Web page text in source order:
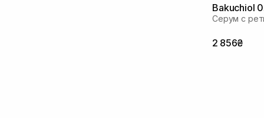
Bakuchiol
Серум с
2 856₴